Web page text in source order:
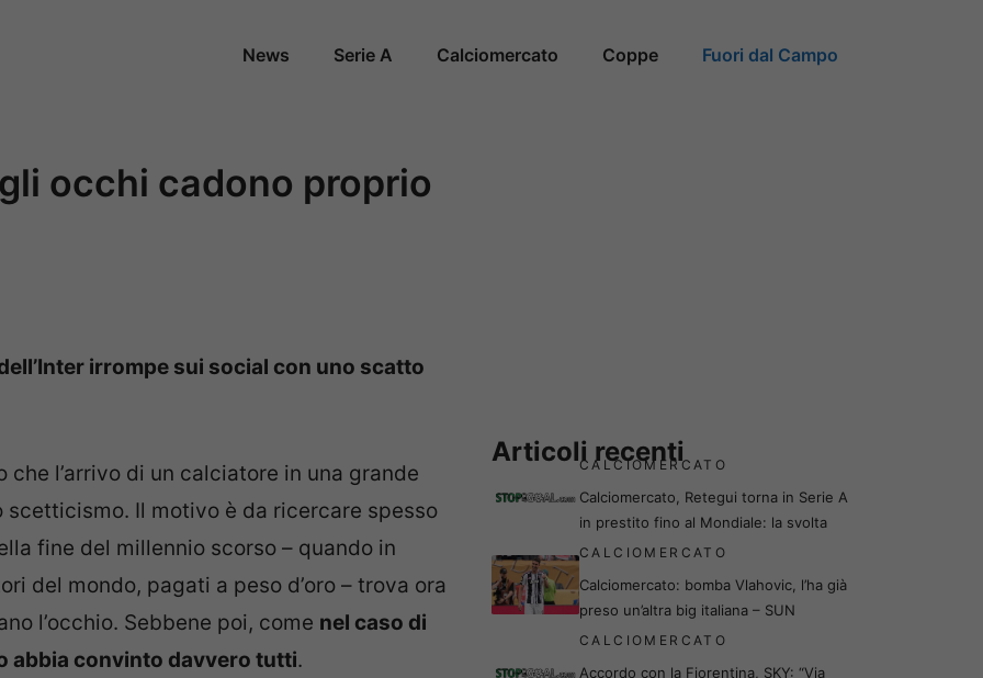
News Serie A Calciomercato Coppe Fuori dal Campo
occhi cadono proprio
irrompe sui social con uno scatto
l’arrivo di un calciatore in una grande
Il motivo è da ricercare spesso
fine del millennio scorso – quando in
del mondo, pagati a peso d’oro – trova ora
l’occhio. Sebbene poi, come nel caso di
abbia convinto davvero tutti.
Articoli recenti
CALCIOMERCATO
Calciomercato, Retegui torna in Serie A
in prestito fino al Mondiale: la svolta
CALCIOMERCATO
Calciomercato: bomba Vlahovic, l’ha già
preso un’altra big italiana – SUN
CALCIOMERCATO
Accordo con la Fiorentina, SKY: “Via